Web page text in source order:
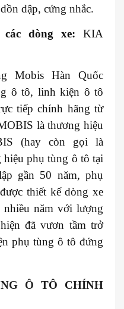
dập, cứng nhắc.
dòng xe: KIA
Mobis Hàn Quốc
ô tô, linh kiện ô tô
tiếp chính hãng từ
là thương hiệu
(hay còn gọi là
phụ tùng ô tô tại
gần 50 năm, phụ
thiết kế dòng xe
năm với lượng
đã vươn tầm trở
phụ tùng ô tô đứng
Ô TÔ CHÍNH